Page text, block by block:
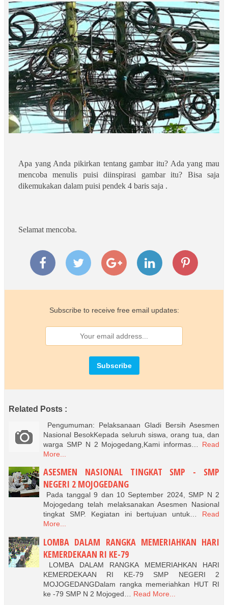
Apa yang Anda pikirkan tentang gambar itu? Ada yang mau
mencoba menulis puisi diinspirasi gambar itu? Bisa saja
dikemukakan dalam puisi pendek 4 baris saja .
Selamat mencoba.
Subscribe to receive free email updates:
Related Posts :
Pengumuman: Pelaksanaan Gladi Bersih Asesmen
Nasional BesokKepada seluruh siswa, orang tua, dan
warga SMP N 2 Mojogedang,Kami informas…
Read
More...
ASESMEN NASIONAL TINGKAT SMP - SMP
NEGERI 2 MOJOGEDANG
Pada tanggal 9 dan 10 September 2024, SMP N 2
Mojogedang telah melaksanakan Asesmen Nasional
tingkat SMP. Kegiatan ini bertujuan untuk…
Read
More...
LOMBA DALAM RANGKA MEMERIAHKAN HARI
KEMERDEKAAN RI KE-79
LOMBA DALAM RANGKA MEMERIAHKAN HARI
KEMERDEKAAN RI KE-79 SMP NEGERI 2
MOJOGEDANGDalam rangka memeriahkan HUT RI
ke -79 SMP N 2 Mojoged…
Read More...